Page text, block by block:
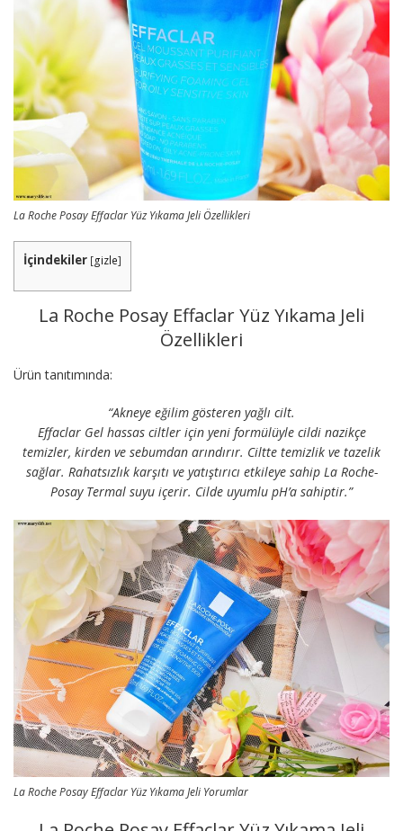
La Roche Posay Effaclar Yüz Yıkama Jeli Özellikleri
İçindekiler [gizle]
La Roche Posay Effaclar Yüz Yıkama Jeli
Özellikleri
Ürün tanıtımında:
“Akneye eğilim gösteren yağlı cilt.
Effaclar Gel hassas ciltler için yeni formülüyle cildi nazikçe
temizler, kirden ve sebumdan arındırır. Ciltte temizlik ve tazelik
sağlar. Rahatsızlık karşıtı ve yatıştırıcı etkileye sahip La Roche-
Posay Termal suyu içerir. Cilde uyumlu pH’a sahiptir.”
La Roche Posay Effaclar Yüz Yıkama Jeli Yorumlar